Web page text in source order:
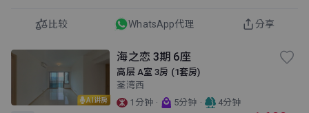
比较 WhatsApp代理 分享
AI讲房
海之恋 3期 6座
高层 A室 3房 (1套房)
荃湾西
1分钟 · 5分钟 · 4分钟